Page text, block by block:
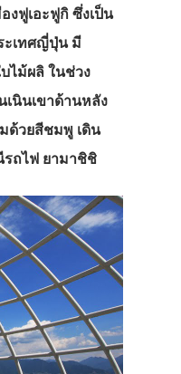
งฟูเอะฟูกิ ซึ่งเป็น
ะเทศญี่ปุ่น มี
ไม้ผลิ ในช่วง
เนินเขาด้านหลัง
ด้วยสีชมพู เดิน
รถไฟ ยามาชิชิ